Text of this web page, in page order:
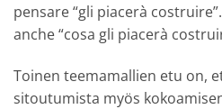
pensare “gli piacerà
anche “cosa gli piacerà
Toinen teemamallien etu on,
sitoutumista myös